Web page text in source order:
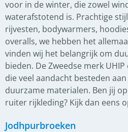
voor in de winter, die zowel
waterafstotend is. Prachtige
rijvesten, bodywarmers,
overalls, we hebben het
vinden wij het belangrijk om
bieden. De Zweedse merk
die veel aandacht besteden
duurzame materialen. Ben jij
ruiter rijkleding? Kijk dan eens
Jodhpurbroeken